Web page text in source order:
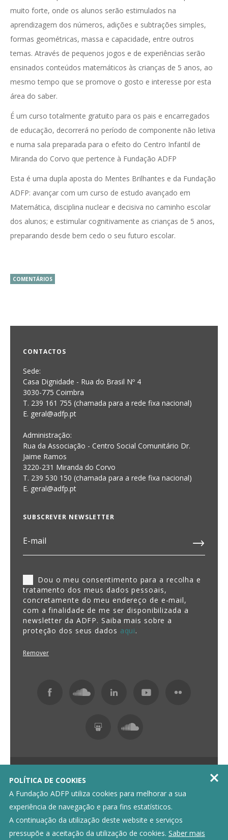
POLÍTICA DE COOKIES
A Fundação ADFP utiliza cookies para melhorar a sua
experiência de navegação e para fins estatísticos.
A continuação da utilização deste website e serviços
pressupõe a aceitação da utilização de cookies. Saber mais

muito forte, onde os alunos serão estimulados na
aprendizagem dos números, adições e subtrações simples,
formas geométricas, massa e capacidade, entre outros
temas. Através de pequenos jogos e de experiências serão
ensinados conteúdos matemáticos às crianças de 5 anos, ao
mesmo tempo que se promove o gosto e interesse por esta
área do saber.
É um curso totalmente gratuito para os pais e encarregados
de educação, decorrerá no período de componente não letiva
e numa sala preparada para o efeito do Centro Infantil de
Miranda do Corvo que pertence à Fundação ADFP
Esta é uma dupla aposta do Mentes Brilhantes e da Fundação
ADFP: avançar com um curso de estudo avançado em
Matemática, disciplina nuclear e decisiva no caminho escolar
dos alunos; e estimular cognitivamente as crianças de 5 anos,
preparando desde bem cedo o seu futuro escolar.
COMENTÁRIOS
CONTACTOS
Sede:
Casa Dignidade - Rua do Brasil Nº 4
3030-775 Coimbra
T. 239 161 755 (chamada para a rede fixa nacional)
E. geral@adfp.pt
Administração:
Rua da Associação - Centro Social Comunitário Dr.
Jaime Ramos
3220-231 Miranda do Corvo
T. 239 530 150 (chamada para a rede fixa nacional)
E. geral@adfp.pt
SUBSCREVER NEWSLETTER
Dou o meu consentimento para a recolha e
tratamento dos meus dados pessoais,
concretamente do meu endereço de e-mail,
com a finalidade de me ser disponibilizada a
newsletter da ADFP. Saiba mais sobre a
proteção dos seus dados aqui.
Remover
Política de Privacidade